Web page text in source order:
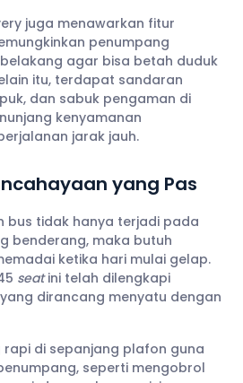
juga menawarkan fitur
penumpang
agar bisa betah duduk
itu, terdapat sandaran
dan sabuk pengaman di
kenyamanan
jarak jauh.
yang Pas
bus tidak hanya terjadi pada
benderang, maka butuh
ketika hari mulai gelap.
seatini telah dilengkapi
dirancang menyatu dengan
di sepanjang plafon guna
seperti mengobrol